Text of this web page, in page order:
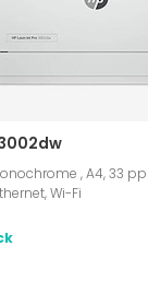
, A4, 33
Wi-Fi